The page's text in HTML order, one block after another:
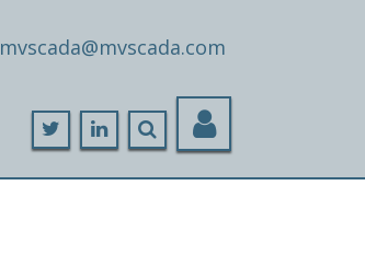
moc.adacsvm@adacsvm